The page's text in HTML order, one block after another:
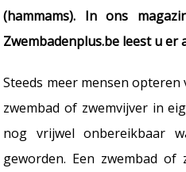
(hammams). In ons
Zwembadenplus.be leest u er
Steeds meer mensen
zwembad of zwemvijver in
nog vrijwel onbereikbaar
geworden. Een zwembad of